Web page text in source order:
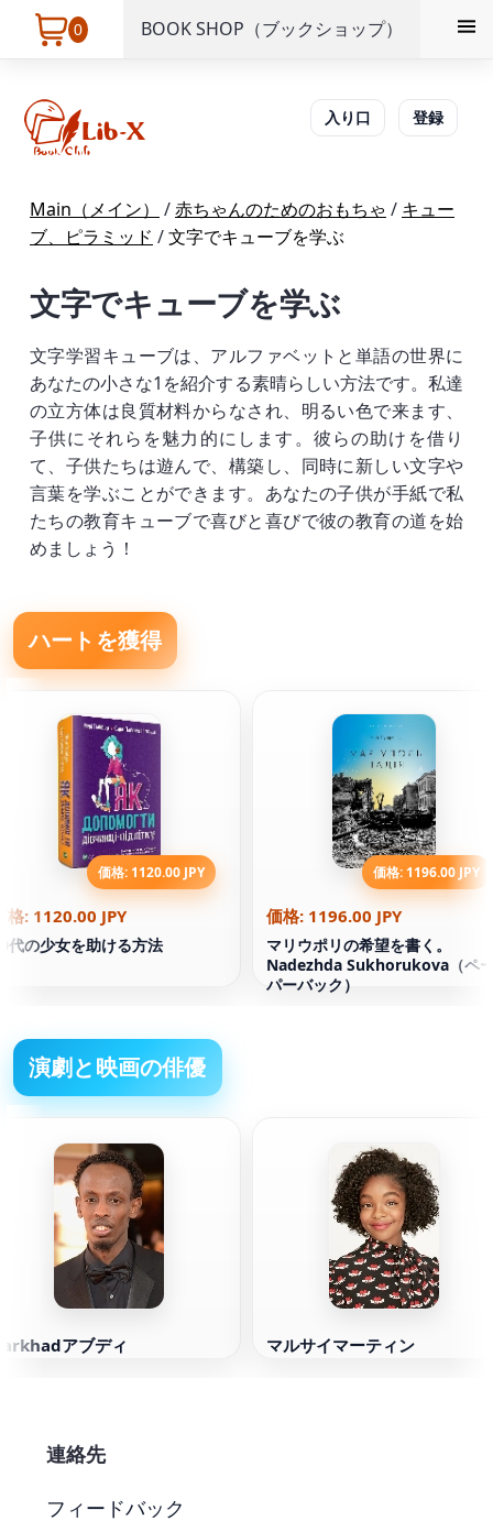
0 BOOK SHOP（ブックショップ）
入り口 登録
Main（メイン） /赤ちゃんのためのおもちゃ / キュー
ブ、ピラミッド /文字でキューブを学ぶ
文字でキューブを学ぶ
文字学習キューブは、アルファベットと単語の世界に
あなたの小さな1を紹介する素晴らしい方法です。私達
の立方体は良質材料からなされ、明るい色で来ます、
子供にそれらを魅力的にします。彼らの助けを借り
て、子供たちは遊んで、構築し、同時に新しい文字や
言葉を学ぶことができます。あなたの子供が手紙で私
たちの教育キューブで喜びと喜びで彼の教育の道を始
めましょう！
ハートを獲得
価格: 1120.00 JPY
格: 1120.00 JPY
代の少女を助ける方法
価格: 1196.00 JPY
価格: 1196.00 JPY
マリウポリの希望を書く。
Nadezhda Sukhorukova（ペ
パーバック）
演劇と映画の俳優
アブディ マルサイマーティン
連絡先
フィードバック